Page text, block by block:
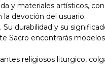
y materiales artísticos,
devoción del usuario.
durabilidad y su
encontrarás
religiosos liturgico,